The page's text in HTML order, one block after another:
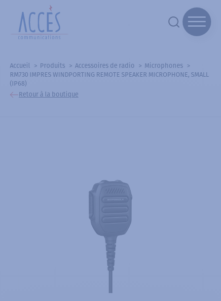
Accueil Produits Accessoires de radio
Microphones
RM730 IMPRES WINDPORTING REMOTE SPEAKER MICROPHONE, SMALL
(IP68)
Retour à la boutique